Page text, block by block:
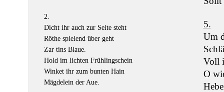
2.
Dicht ihr auch zur Seite steht
Röthe spielend über geht
Zar tins Blaue.
Hold im lichten Frühlingschein
Winket ihr zum bunten Hain
Mägdelein der Aue.
5.
Um
Voll
O